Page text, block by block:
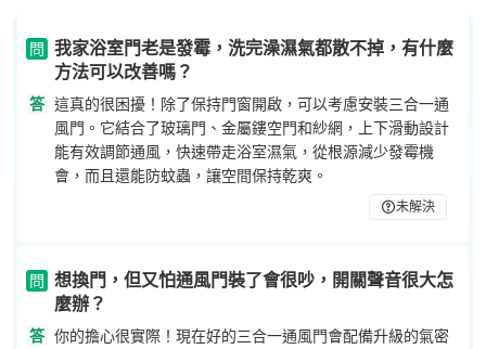
問 我家浴室門老是發霉，洗完澡濕氣都散不掉，有什麼
方法可以改善嗎？
答 這真的很困擾！除了保持門窗開啟，可以考慮安裝三合一通
風門。它結合了玻璃門、金屬鏤空門和紗網，上下滑動設計
能有效調節通風，快速帶走浴室濕氣，從根源減少發霉機
會，而且還能防蚊蟲，讓空間保持乾爽。
未解決
問 想換門，但又怕通風門裝了會很吵，開關聲音很大怎
麼辦？
答 你的擔心很實際！現在好的三合一通風門會配備升級的氣密